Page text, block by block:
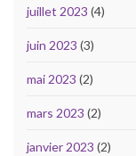
juillet 2023 (4)
juin 2023 (3)
mai 2023 (2)
mars 2023 (2)
janvier 2023 (2)